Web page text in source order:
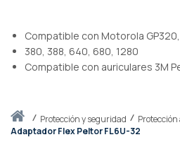
Inicioprotección y seguridad
Adaptador Flex Peltor FL6U-32
Compatible con Motorola
380, 388, 640, 680, 1280
Compatible con auriculares 3M